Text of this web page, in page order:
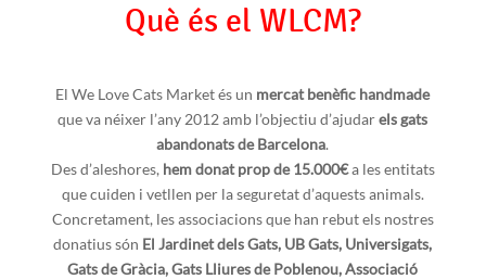
Què és el WLCM?
El We Love Cats Market és un mercat benèfic handmade
que va néixer l’any 2012 amb l’objectiu d’ajudarels gats
abandonats de Barcelona.
Des d’aleshores, hem donat prop de 15.000€a les entitats
que cuiden i vetllen per la seguretat d’aquests animals.
Concretament, les associacions que han rebut els nostres
donatius són El Jardinet dels Gats, UB Gats, Universigats,
Gats de Gràcia, Gats Lliures de Poblenou, Associació